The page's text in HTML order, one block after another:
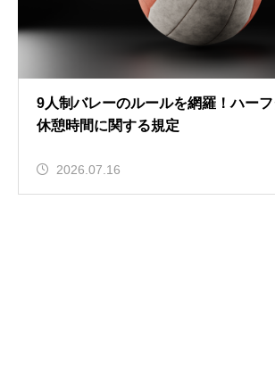
9人制バレーのルールを網羅！ハー
休憩時間に関する規定
2026.07.16